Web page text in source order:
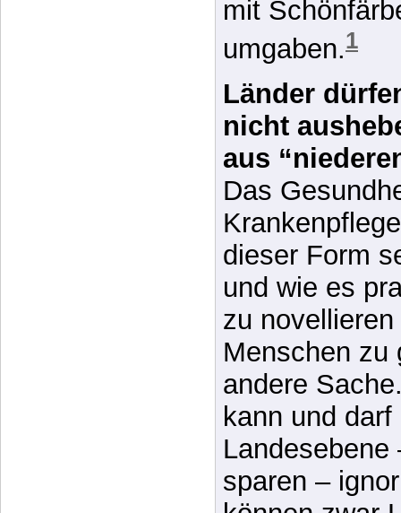
Länder
nicht
aus
Das
dieser Form
und wie es
zu
Menschen zu
andere
kann und
sparen –
können zwar
und